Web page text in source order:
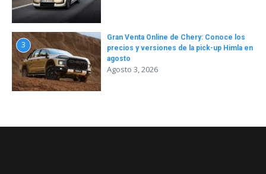
3
Gran Venta Online de Chery: Conoce los
precios y versiones de la pick-up Himla en
agosto
Agosto 3, 2026